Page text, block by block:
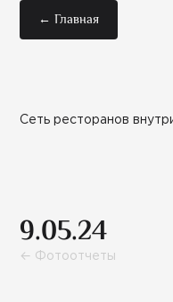
← Главная
Сеть ресторанов
9.05.24
← Фотоотчеты